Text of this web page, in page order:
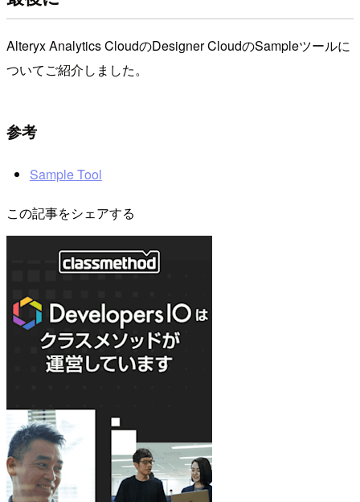
Alteryx Analytics CloudのDesigner CloudのSampleツールに
ついてご紹介しました。
参考
Sample Tool
この記事をシェアする